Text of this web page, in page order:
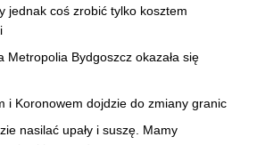
jednak coś zrobić tylko kosztem
Metropolia Bydgoszcz okazała się
i Koronowem dojdzie do zmiany granic
nasilać upały i suszę. Mamy